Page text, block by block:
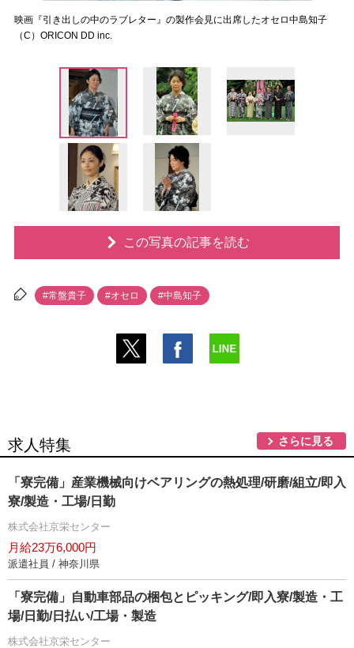
映画『引き出しの中のラブレター』の製作会見に出席したオセロ中島知子
（C）ORICON DD inc.
この写真の記事を読む
#常盤貴子 #オセロ #中島知子
求人特集 さらに見る
「寮完備」産業機械向けベアリングの熱処理/研磨/組立/即入
寮/製造・工場/日勤
株式会社京栄センター
月給23万6,000円
派遣社員 / 神奈川県
「寮完備」自動車部品の梱包とピッキング/即入寮/製造・工
場/日勤/日払い/工場・製造
株式会社京栄センター